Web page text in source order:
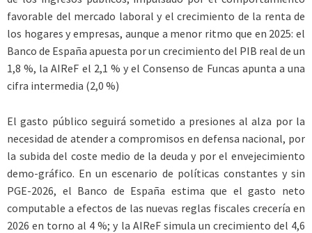
favorable del mercado laboral y el crecimiento de la renta de
los hogares y empresas, aunque a menor ritmo que en 2025: el
Banco de España apuesta por un crecimiento del PIB real de un
1,8 %, la AIReF el 2,1 % y el Consenso de Funcas apunta a una
cifra intermedia (2,0 %)
El gasto público seguirá sometido a presiones al alza por la
necesidad de atender a compromisos en defensa nacional, por
la subida del coste medio de la deuda y por el envejecimiento
demo-gráfico. En un escenario de políticas constantes y sin
PGE-2026, el Banco de España estima que el gasto neto
computable a efectos de las nuevas reglas fiscales crecería en
2026 en torno al 4 %; y la AIReF simula un crecimiento del 4,6